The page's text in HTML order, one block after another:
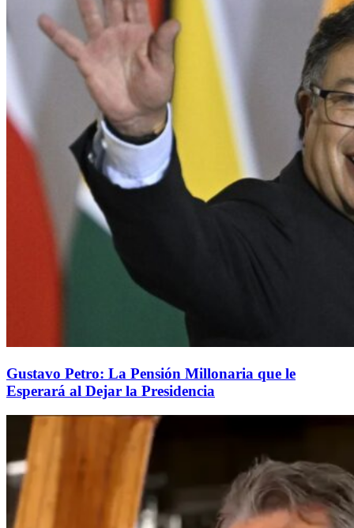
Gustavo Petro: La Pensión Millonaria que le
Esperará al Dejar la Presidencia